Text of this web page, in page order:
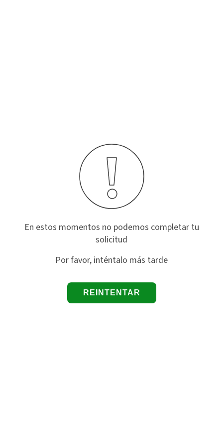
En estos momentos no podemos completar tu
solicitud
Por favor, inténtalo más tarde
REINTENTAR